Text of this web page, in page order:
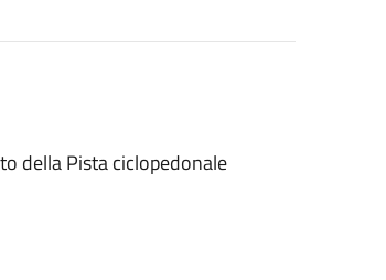
della Pista ciclopedonale